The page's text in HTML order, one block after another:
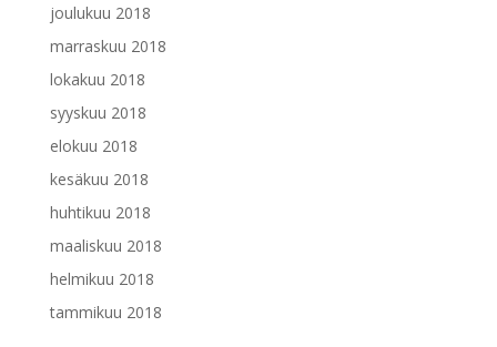
joulukuu 2018
marraskuu 2018
lokakuu 2018
syyskuu 2018
elokuu 2018
kesäkuu 2018
huhtikuu 2018
maaliskuu 2018
helmikuu 2018
tammikuu 2018